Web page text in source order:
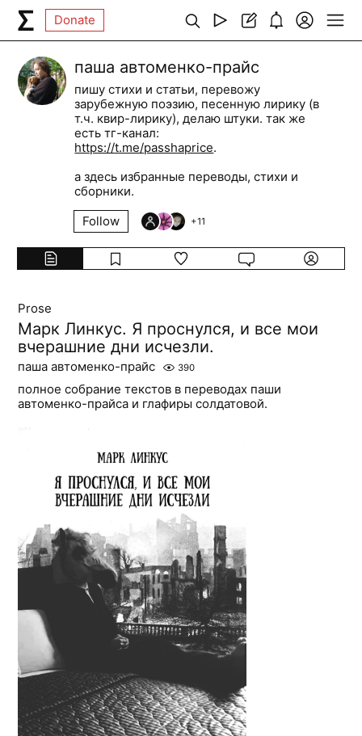
Donate
паша автоменко-прайс
пишу стихи и статьи, перевожу
зарубежную поэзию, песенную лирику (в
т.ч. квир-лирику), делаю штуки. так же
есть тг-канал:
https://t.me/passhaprice.
а здесь избранные переводы, стихи и
сборники.
Follow
+11
Prose
Марк Линкус. Я проснулся, и все мои
вчерашние дни исчезли.
паша автоменко-прайс 390
полное собрание текстов в переводах паши
автоменко-прайса и глафиры солдатовой.